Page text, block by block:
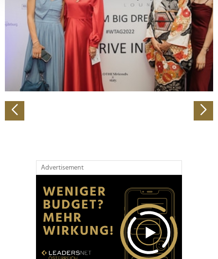
verarbeitet werden, und legen Sie Ihre Präferenzen im
Abschnitt Einzelheitenfest.
Wir verwenden Cookies, um Inhalte und Anzeigen zu
personalisieren, Funktionen für soziale Medien anbieten
zu können und die Zugriffe auf unsere Website zu
analysieren. Außerdem geben wir Informationen zu Ihrer
Verwendung unserer Website an unsere Partner für
Partner führen diese Informationen möglicherweise mit
weiteren Daten zusammen, die Sie ihnen bereitgestellt
Advertisement